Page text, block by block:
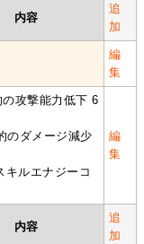
内容
追
加
内容
追
加
編
集
攻撃能力低下 6
のダメージ減少
キルエナジーコ
編
集